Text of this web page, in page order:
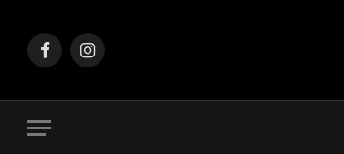
FacebookInstagram